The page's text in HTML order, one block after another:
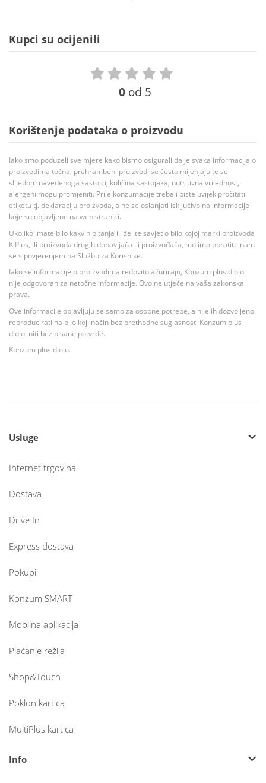
Kupci su ocijenili
0 od 5
Korištenje podataka o proizvodu
Iako smo poduzeli sve mjere kako bismo osigurali da je svaka informacija o
proizvodima točna, prehrambeni proizvodi se često mijenjaju te se
slijedom navedenoga sastojci, količina sastojaka, nutritivna vrijednost,
alergeni mogu promjeniti. Prije konzumacije trebali biste uvijek pročitati
etiketu tj. deklaraciju proizvoda, a ne se oslanjati isključivo na informacije
koje su objavljene na web stranici.
Ukoliko imate bilo kakvih pitanja ili želite savjet o bilo kojoj marki proizvoda
K Plus, ili proizvoda drugih dobavljača ili proizvođača, molimo obratite nam
se s povjerenjem na Službu za Korisnike.
Iako se informacije o proizvodima redovito ažuriraju, Konzum plus d.o.o.
nije odgovoran za netočne informacije. Ovo ne utječe na vaša zakonska
prava.
Ove informacije objavljuju se samo za osobne potrebe, a nije ih dozvoljeno
reproducirati na bilo koji način bez prethodne suglasnosti Konzum plus
d.o.o. niti bez pisane potvrde.
Konzum plus d.o.o.
Usluge
Internet trgovina
Dostava
Drive In
Express dostava
Pokupi
Konzum SMART
Mobilna aplikacija
Plaćanje režija
Shop&Touch
Poklon kartica
MultiPlus kartica
Info